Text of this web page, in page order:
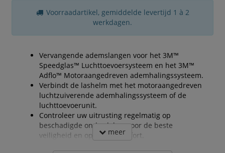
Voorraadartikel, gemiddelde levertijd 1 à 2
werkdagen.
Vervangende ademslangen voor het 3M™
Speedglas™ Luchttoevoersysteem en het 3M™
Adflo™ Motoraangedreven ademhalingssysteem.
Verbindt de lashelm met het motoraangedreven
luchtzuiverende ademhalingssysteem of de
luchttoevoerunit.
Controleer uw uitrusting regelmatig op
beschadigde onderdelen, voor de beste
veiligheid en optimaal comfort.
meer